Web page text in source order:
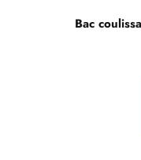
Bac